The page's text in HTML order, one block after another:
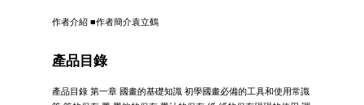
作者介紹 ■作者簡介袁立鶴
產品目錄
產品目錄 第一章 國畫的基礎知識 初學國畫必備的工具和使用常識